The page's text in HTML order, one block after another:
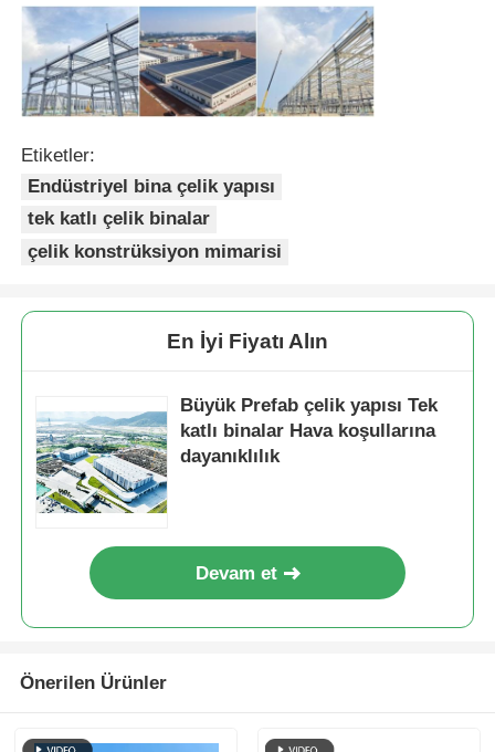
Çelik yapı köprüsü
çelik yapı ofisi
Çelik yapısı Tavuk evi
Çok Katlı Çelik Yapı
Ticari çelik yapısı
Etiketler:
Endüstriyel bina çelik yapısı
tek katlı çelik binalar
çelik konstrüksiyon mimarisi
En İyi Fiyatı Alın
Büyük Prefab çelik yapısı Tek
katlı binalar Hava koşullarına
dayanıklılık
Devam et
Önerilen Ürünler